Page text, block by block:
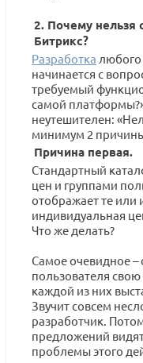
2. Почему нельзя
Битрикс?
Разработка
начинается с
требуемый
самой
неутешителен:
минимум 2
Причина первая.
Стандартный
цен и группами
отображает те
индивидуальная
Что же делать?
Самое очевидное –
пользователя свою
каждой из них
Звучит совсем
разработчик.
предложений
проблемы этого